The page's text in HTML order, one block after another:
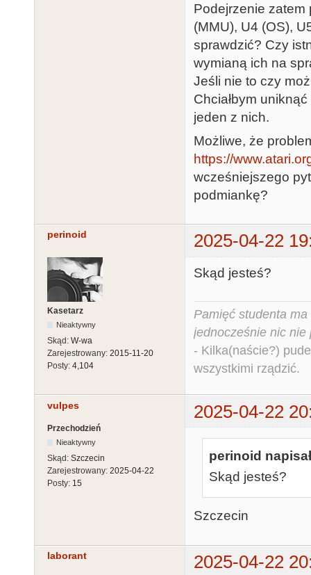
Podejrzenie zatem
(MMU), U4 (OS),
sprawdzić? Czy
wymianą ich na
Jeśli nie to czy
Chciałbym
jeden z nich.
Możliwe, że
https://
wcześniejszego
podmiankę?
perinoid 2025-04-22
Kasetarz
Nieaktywny
Skąd: W-wa
Zarejestrowany: 2015-11-20
Posty: 4,104
Skąd jesteś?
Pamięć studenta
jednocześnie nic nie
- Kilka(naście?)
wszystkimi rządzić.
vulpes 2025-04-22
Przechodzień
Nieaktywny
Skąd: Szczecin
Zarejestrowany: 2025-04-22
Posty: 15
perinoid
Skąd jesteś?
Szczecin
laborant
2025-04-22